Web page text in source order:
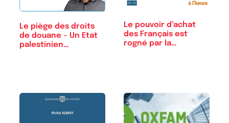
Le piège des droits
de douane – Un Etat
palestinien…
Le pouvoir d’achat
des Français est
rogné par la…